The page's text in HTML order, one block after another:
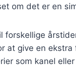
om det er en
forskellige
give en ekstra
som kanel